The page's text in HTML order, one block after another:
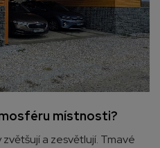
místnosti?
a zesvětlují. Tmavé